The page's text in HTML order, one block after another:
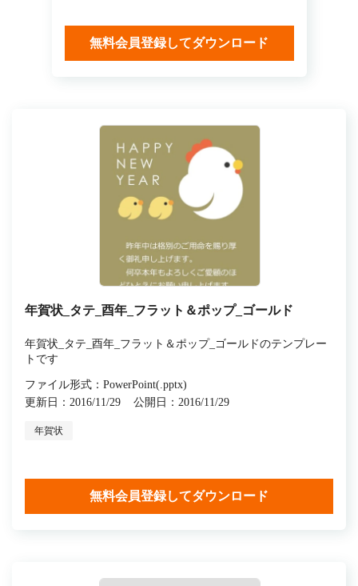
無料会員登録してダウンロード
年賀状_タテ_酉年_フラット＆ポップ_ゴールド
年賀状_タテ_酉年_フラット＆ポップ_ゴールドのテンプレー
トです
ファイル形式：PowerPoint(.pptx)
更新日：2016/11/29
公開日：2016/11/29
年賀状
無料会員登録してダウンロード